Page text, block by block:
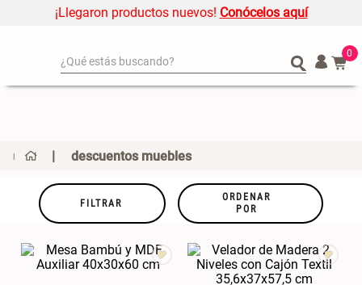
¡Llegaron productos nuevos! Conócelos aquí
¿Qué estás buscando?
Organizador
Almohada
Sabanas
0
¿Qué estás buscando?
Organizador
Almohada
Sabanas
descuentos muebles
FILTRAR
ORDENAR
POR